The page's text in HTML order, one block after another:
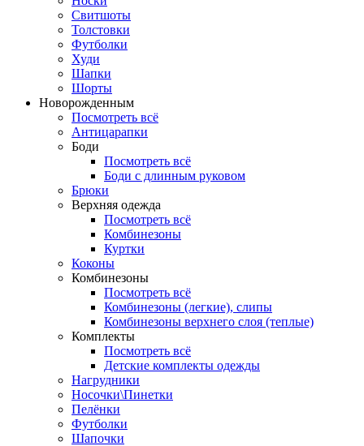
Свитшоты
Толстовки
Футболки
Худи
Шапки
Шорты
Новорожденным
Посмотреть всё
Антицарапки
Боди
Посмотреть всё
Боди с длинным руковом
Брюки
Верхняя одежда
Посмотреть всё
Комбинезоны
Куртки
Коконы
Комбинезоны
Посмотреть всё
Комбинезоны (легкие), слипы
Комбинезоны верхнего слоя (теплые)
Комплекты
Посмотреть всё
Детские комплекты одежды
Нагрудники
Носочки\Пинетки
Пелёнки
Футболки
Шапочки